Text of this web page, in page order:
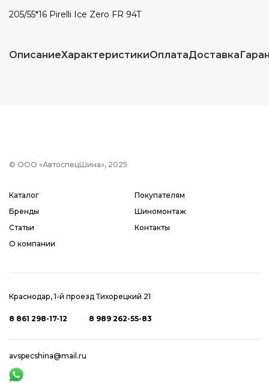
205/55*16 Pirelli Ice Zero FR 94T
ОписаниеХарактеристикиОплатаДоставка
© ООО «АвтоспецШина», 2025
Каталог
Бренды
Статьи
О компании
Покупателям
Шиномонтаж
Контакты
Краснодар, 1-й проезд Тихорецкий 21
8 861 298-17-12 8 989 262-55-83
avspecshina@mail.ru